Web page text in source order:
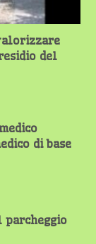
del
di base
parcheggio